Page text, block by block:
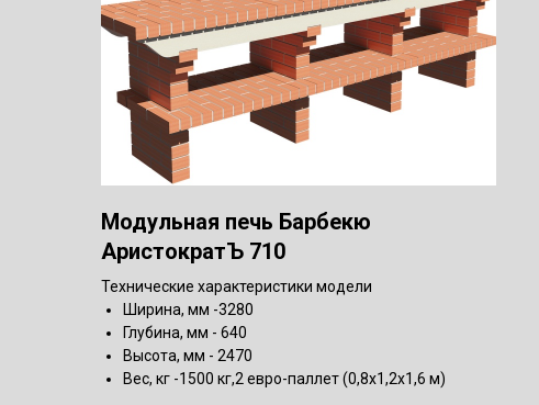
Модульная печь Барбекю
АристократЪ 710
Технические характеристики модели
Ширина, мм -3280
Глубина, мм - 640
Высота, мм - 2470
Вес, кг -1500 кг,2 евро-паллет (0,8х1,2х1,6 м)